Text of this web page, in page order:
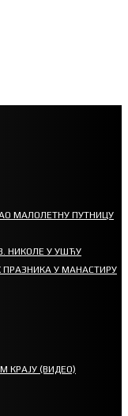
МАЛОЛЕТНУ ПУТНИЦУ
НИКОЛЕ У УШЋУ
У МАНАСТИРУ
КРАЈУ (ВИДЕО)